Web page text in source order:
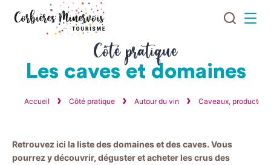
Tourisme
JeMenu
Côté pratique
Les caves et domaines
Accueil Côté pratique Autour du vin Caveaux,
Retrouvez ici la liste des domaines et des caves. Vous
pourrez y découvrir, déguster et acheter les crus des